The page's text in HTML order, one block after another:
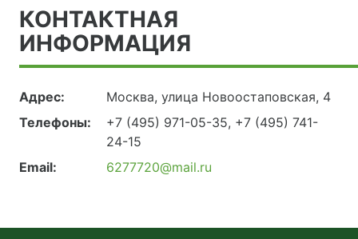
КОНТАКТНАЯ
ИНФОРМАЦИЯ
Адрес:
Москва, улица Новоостаповская, 4
Телефоны:
+7 (495) 971-05-35, +7 (495) 741-
24-15
Email:
6277720@mail.ru